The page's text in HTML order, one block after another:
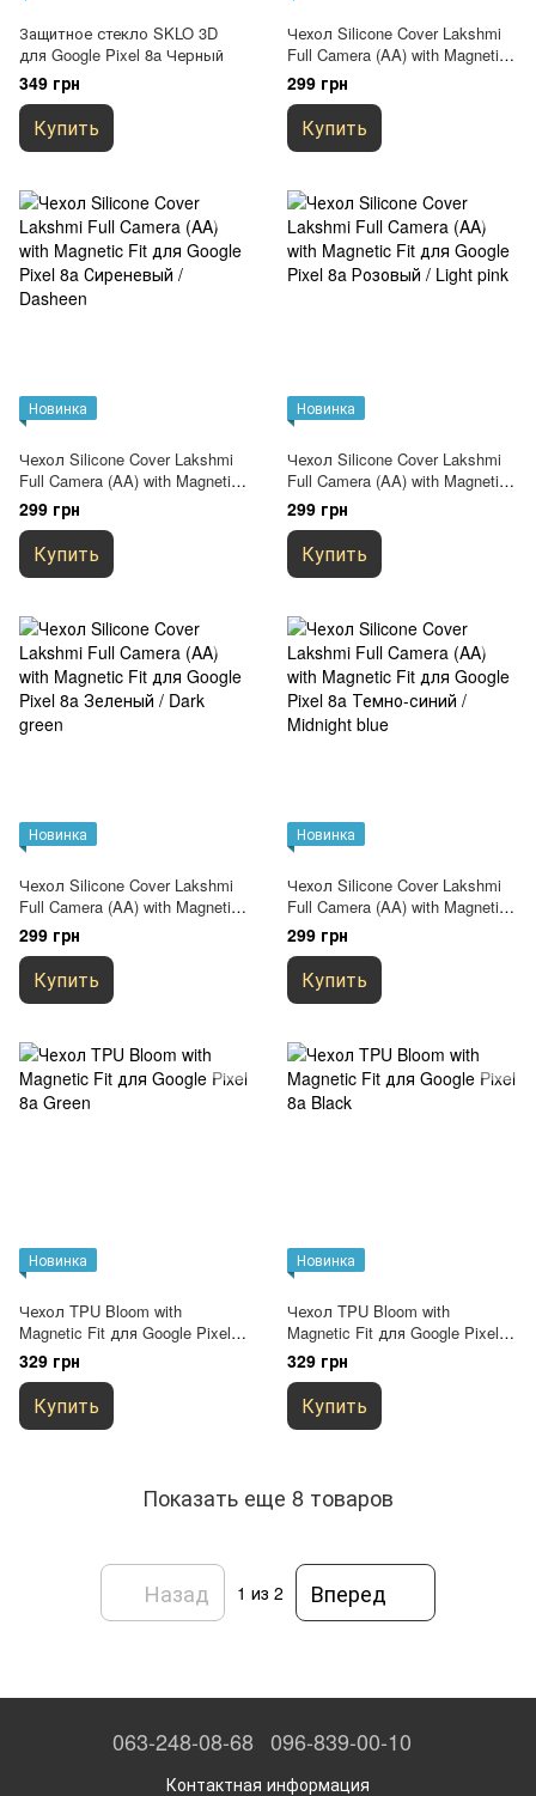
Защитное стекло SKLO 3D
для Google Pixel 8a Черный
349 грн
Купить
Чехол Silicone Cover Lakshmi
Full Camera (AA) with Magnetic
Fit для Google Pixel 8a Черный
/ Black
299 грн
Купить
Новинка
Чехол Silicone Cover Lakshmi
Full Camera (AA) with Magnetic
Fit для Google Pixel 8a
Сиреневый / Dasheen
299 грн
Купить
Новинка
Чехол Silicone Cover Lakshmi
Full Camera (AA) with Magnetic
Fit для Google Pixel 8a
Розовый / Light pink
299 грн
Купить
Новинка
Чехол Silicone Cover Lakshmi
Full Camera (AA) with Magnetic
Fit для Google Pixel 8a
Зеленый / Dark green
299 грн
Купить
Новинка
Чехол Silicone Cover Lakshmi
Full Camera (AA) with Magnetic
Fit для Google Pixel 8a Темно-
синий / Midnight blue
299 грн
Купить
Новинка
Чехол TPU Bloom with
Magnetic Fit для Google Pixel
8a Green
329 грн
Купить
Новинка
Чехол TPU Bloom with
Magnetic Fit для Google Pixel
8a Black
329 грн
Купить
Показать еще 8 товаров
Назад 1 из 2 Вперед
063-248-08-68 096-839-00-10
Контактная информация